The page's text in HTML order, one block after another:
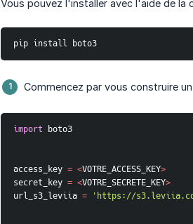
Vous pouvez l'installer avec l'aide de la
pip install boto3
Commencez par vous construire
import boto3
access_key = <VOTRE_ACCESS_KEY>
secret_key = <VOTRE_SECRETE_KEY>
url_s3_leviia = 'https://